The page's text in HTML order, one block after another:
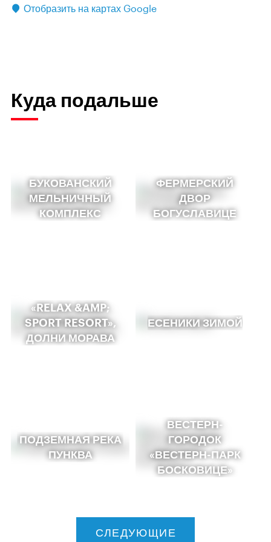
Отобразить на картах Google
Куда подальше
БУКОВАНСКИЙ
МЕЛЬНИЧНЫЙ
КОМПЛЕКС
ФЕРМЕРСКИЙ
ДВОР
БОГУСЛАВИЦЕ
«RELAX &AMP;
SPORT RESORT»,
ДОЛНИ МОРАВА
ЕСЕНИКИ ЗИМОЙ
ПОДЗЕМНАЯ РЕКА
ПУНКВА
ВЕСТЕРН-
ГОРОДОК
«ВЕСТЕРН-ПАРК
БОСКОВИЦЕ»
СЛЕДУЮЩИЕ